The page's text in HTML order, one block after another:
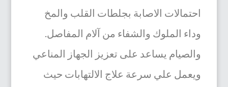
احتمالات الاصابة بجلطات القلب والمخ
وداء الملوك والشفاء من آلام المفاصل.
والصيام يساعد على تعزيز الجهاز المناعي
ويعمل علي سرعة علاج الالتهابات حيث